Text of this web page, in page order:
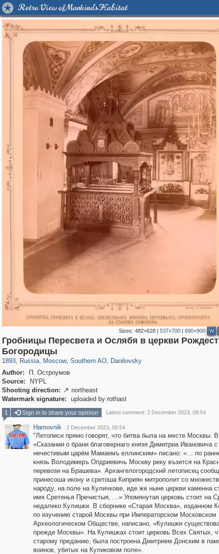
Retro View of Mankind's Habitat
Sizes: 482×628| 537×700| 690×900 W
Гробницы Пересвета и Ослябя в церкви
Богородицы
1893, Russia
1,407,375
, Moscow
319,882 8,286
, Southern AO
21,648
, Danilovsky
Author:
П. Остроумов
Source:
NYPL
Shooting direction:  northeast
Watermark signature:
uploaded by rothast
1
Sign in to share your opinion Latest comment: 2 December 2023, 09:54
Hamovnik · 2 December 2023, 09:54
"Летописи прямо говорят, что битва была на месте Москвы. В
«Сказании о брани благовернаго князя Димитриа Ивановича с
нечестивым царём Мамаемъ еллинским» писано: «… по
князь Володимеръ Опдриевичь Москву реку възится на
перевози на Брашева». Архангелогородский летописец
принесоша икону и сретоша Киприян митрополит со
народу, на поле на Куличкове, иде же ныне церкви каменна
имя Сретенья Пречистыя, …» Упомянутая церковь стоит на
недалеко Кулишки. В сборнике «Старая Москва», изданном
по изучению старой Москвы при Императорском Московском
Археологическом Обществе, написано, «Кулишки
прежде Москвы». На Кулишках стоит церковь Всех Святых,
старому преданию, была построена Дмитрием Донским в
воинов, убитых на Куликовом поле».